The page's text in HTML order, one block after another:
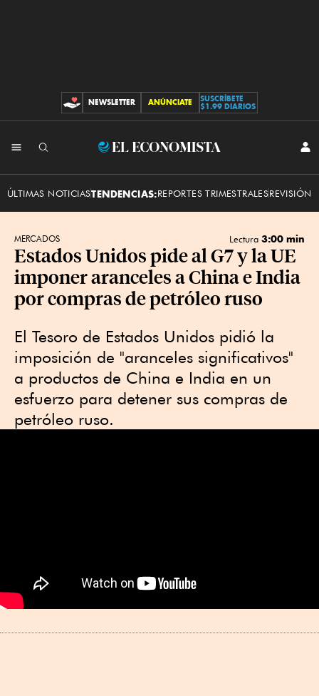
CONTRIBUCIONES
NEWSLETTER ANÚNCIATE
SUSCRÍBETE
$1.99 DIARIOS
El
ÚLTIMAS NOTICIASTENDENCIAS:REPORTES TRIMESTRALESREVISIÓN
MERCADOS Lectura 3:00 min
Estados Unidos pide al G7 y la UE
imponer aranceles a China e India
por compras de petróleo ruso
El Tesoro de Estados Unidos pidió la
imposición de "aranceles significativos"
a productos de China e India en un
esfuerzo para detener sus compras de
petróleo ruso.